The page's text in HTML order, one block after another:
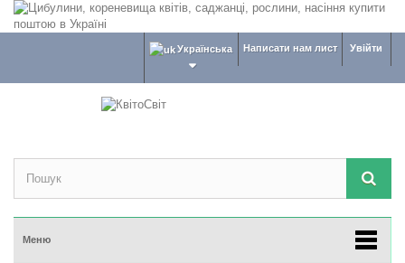
Увійти
Написати нам лист
Українська
Меню